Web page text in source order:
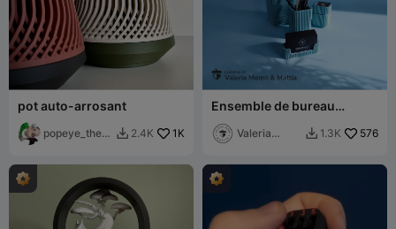
pot auto-arrosant
popeye_the_s  2.4K 1K
Ensemble de bureau
de visite + porte-stylo)
Valeria
 1.3K 576